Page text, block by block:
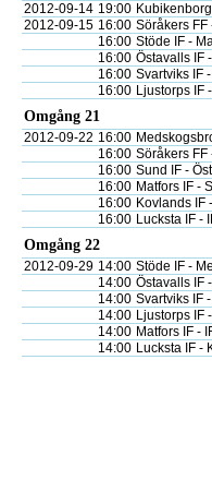
2012-09-14 19:00
2012-09-15 16:00 Söråkers FF
16:00 Stöde IF -
16:00 Östavalls IF
16:00 Svartviks IF
16:00 Ljustorps IF
Omgång 21
2012-09-22 16:00
16:00 Söråkers FF
16:00 Sund IF -
16:00 Matfors IF -
16:00 Kovlands IF
16:00 Lucksta IF -
Omgång 22
2012-09-29 14:00 Stöde IF -
14:00 Östavalls IF
14:00 Svartviks IF
14:00 Ljustorps IF
14:00 Matfors IF -
14:00 Lucksta IF -